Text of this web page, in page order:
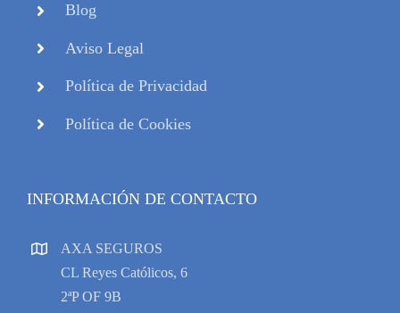
Blog
Aviso Legal
Política de Privacidad
Política de Cookies
INFORMACIÓN DE CONTACTO
AXA SEGUROS
CL Reyes Católicos, 6
2ªP OF 9B